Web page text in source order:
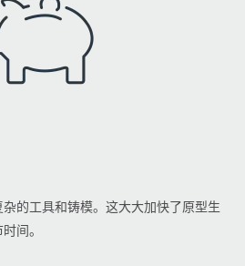
的工具和铸模。这大大加快了原型生
间。